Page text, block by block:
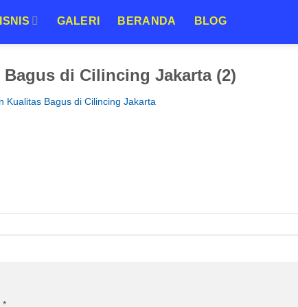
GALERI BERANDA BLOG
di Cilincing Jakarta (2)
Kualitas Bagus di Cilincing Jakarta
*